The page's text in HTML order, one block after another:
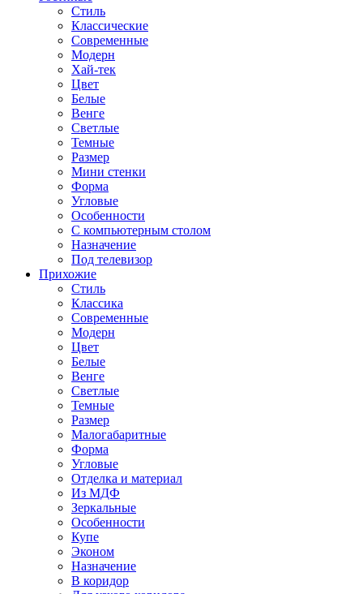
Стиль
Классические
Современные
Модерн
Хай-тек
Цвет
Белые
Венге
Светлые
Темные
Размер
Мини стенки
Форма
Угловые
Особенности
С компьютерным столом
Назначение
Под телевизор
Прихожие
Стиль
Классика
Современные
Модерн
Цвет
Белые
Венге
Светлые
Темные
Размер
Малогабаритные
Форма
Угловые
Отделка и материал
Из МДФ
Зеркальные
Особенности
Купе
Эконом
Назначение
В коридор